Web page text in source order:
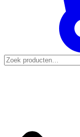
Zoeken
naar: